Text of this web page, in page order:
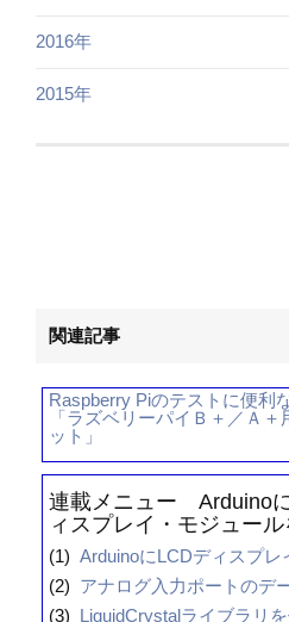
2016年
2015年
関連記事
Raspberry Piのテストに便利
「ラズベリーパイＢ＋／Ａ
ット」
連載メニュー Arduino
ィスプレイ・モジュー
(1) ArduinoにLCDディスプレ
(2) アナログ入力ポートのデ
(3)
LiquidCrystalライブラリ